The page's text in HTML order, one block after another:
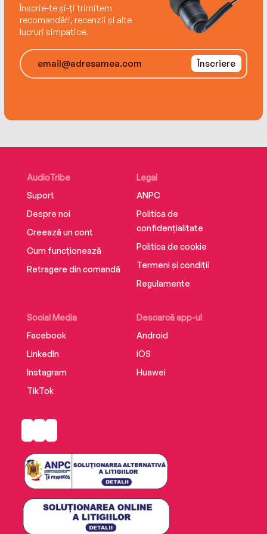
Înscrie-te și-ți trimitem
recomandări, recenzii și alte
lucruri simpatice.
Înscriere
AudioTribe
Suport
Despre noi
Creează un cont
Cum funcționează
Retragere din comandă
Social Media
Facebook
LinkedIn
Instagram
TikTok
Descarcă app-ul
Android
iOS
Huawei
Legal
ANPC
Politica de
confidențialitate
Politica de cookie
Termeni și condiții
Regulamente